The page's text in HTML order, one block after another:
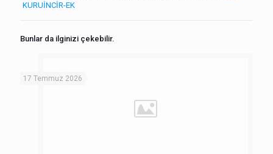
KURUİNCİR-EK
Bunlar da ilginizi çekebilir.
17 Temmuz 2026